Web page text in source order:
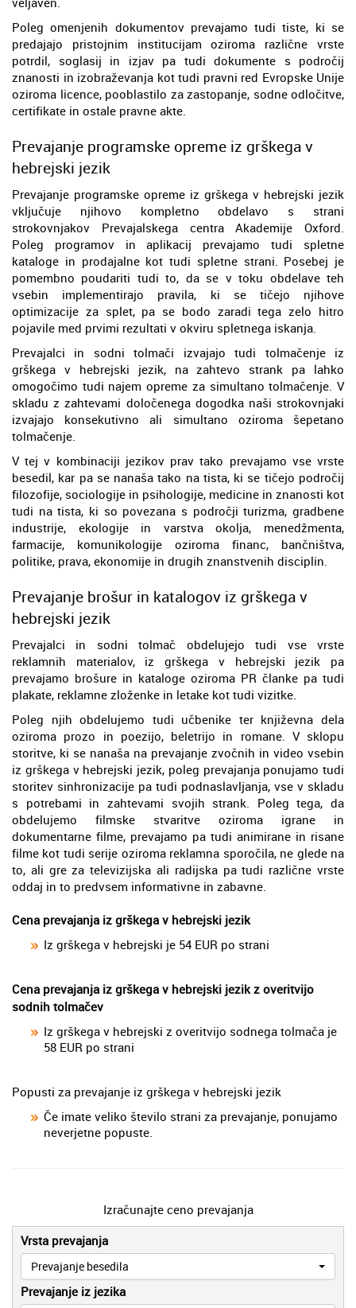
Poleg omenjenih dokumentov prevajamo tudi tiste, ki se
predajajo pristojnim institucijam oziroma različne vrste
potrdil, soglasij in izjav pa tudi dokumente s področij
znanosti in izobraževanja kot tudi pravni red Evropske Unije
oziroma licence, pooblastilo za zastopanje, sodne odločitve,
certifikate in ostale pravne akte.
Prevajanje programske opreme iz grškega v
hebrejski jezik
Prevajanje programske opreme iz grškega v hebrejski jezik
vključuje njihovo kompletno obdelavo s strani
strokovnjakov Prevajalskega centra Akademije Oxford.
Poleg programov in aplikacij prevajamo tudi spletne
kataloge in prodajalne kot tudi spletne strani. Posebej je
pomembno poudariti tudi to, da se v toku obdelave teh
vsebin implementirajo pravila, ki se tičejo njihove
optimizacije za splet, pa se bodo zaradi tega zelo hitro
pojavile med prvimi rezultati v okviru spletnega iskanja.
Prevajalci in sodni tolmači izvajajo tudi tolmačenje iz
grškega v hebrejski jezik, na zahtevo strank pa lahko
omogočimo tudi najem opreme za simultano tolmačenje. V
skladu z zahtevami določenega dogodka naši strokovnjaki
izvajajo konsekutivno ali simultano oziroma šepetano
tolmačenje.
V tej v kombinaciji jezikov prav tako prevajamo vse vrste
besedil, kar pa se nanaša tako na tista, ki se tičejo področij
filozofije, sociologije in psihologije, medicine in znanosti kot
tudi na tista, ki so povezana s področji turizma, gradbene
industrije, ekologije in varstva okolja, menedžmenta,
farmacije, komunikologije oziroma financ, bančništva,
politike, prava, ekonomije in drugih znanstvenih disciplin.
Prevajanje brošur in katalogov iz grškega v
hebrejski jezik
Prevajalci in sodni tolmač obdelujejo tudi vse vrste
reklamnih materialov, iz grškega v hebrejski jezik pa
prevajamo brošure in kataloge oziroma PR članke pa tudi
plakate, reklamne zloženke in letake kot tudi vizitke.
Poleg njih obdelujemo tudi učbenike ter književna dela
oziroma prozo in poezijo, beletrijo in romane. V sklopu
storitve, ki se nanaša na prevajanje zvočnih in video vsebin
iz grškega v hebrejski jezik, poleg prevajanja ponujamo tudi
storitev sinhronizacije pa tudi podnaslavljanja, vse v skladu
s potrebami in zahtevami svojih strank. Poleg tega, da
obdelujemo filmske stvaritve oziroma igrane in
dokumentarne filme, prevajamo pa tudi animirane in risane
filme kot tudi serije oziroma reklamna sporočila, ne glede na
to, ali gre za televizijska ali radijska pa tudi različne vrste
oddaj in to predvsem informativne in zabavne.
Cena prevajanja iz grškega v hebrejski jezik
Iz grškega v hebrejski je 54 EUR po strani
Cena prevajanja iz grškega v hebrejski jezik z overitvijo
sodnih tolmačev
Iz grškega v hebrejski z overitvijo sodnega tolmača je
58 EUR po strani
Popusti za prevajanje iz grškega v hebrejski jezik
Če imate veliko število strani za prevajanje, ponujamo
neverjetne popuste.
Izračunajte ceno prevajanja
Vrsta prevajanja
Prevajanje besedila
Prevajanje iz jezika